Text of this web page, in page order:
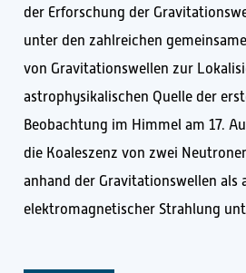
der Erforschung der
unter den zahlreichen
von Gravitationswellen zur
astrophysikalischen Quelle der
Beobachtung im Himmel am 17.
die Koaleszenz von zwei
anhand der Gravitationswellen als
elektromagnetischer Strahlung